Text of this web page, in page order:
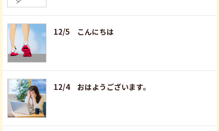
12/5 こんにちは
12/4 おはようございます。